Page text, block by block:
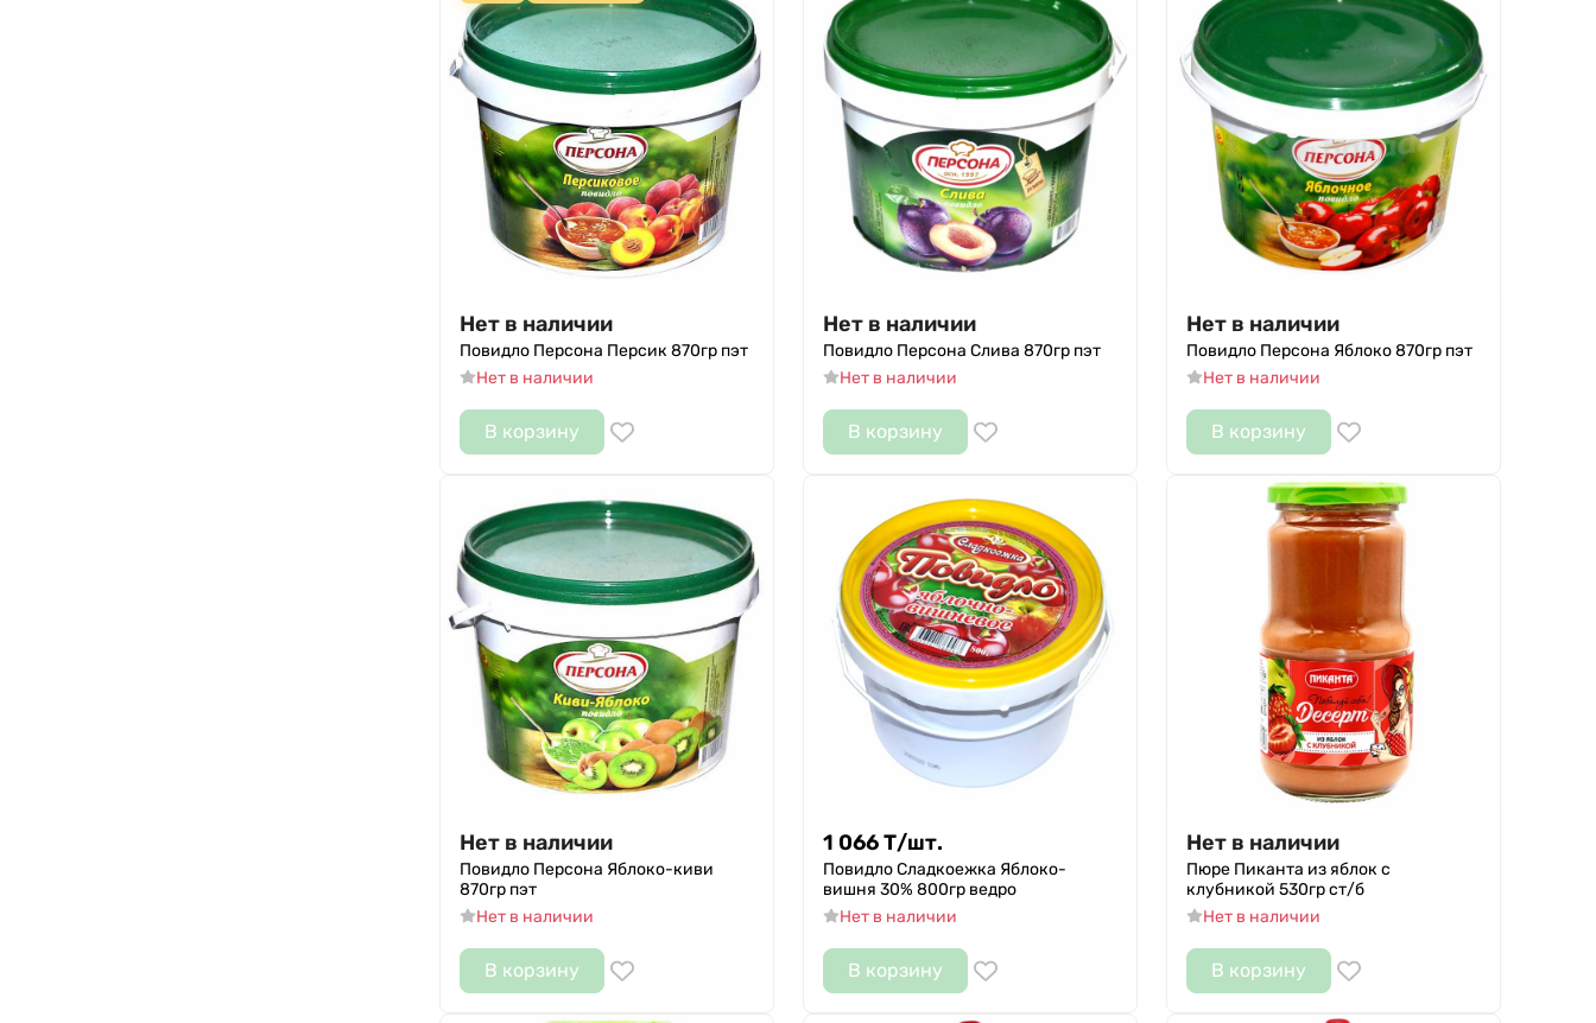
Нет в наличии
Повидло Персона Персик 870гр пэт
Нет в наличии
В корзину
Нет в наличии
Повидло Персона Слива 870гр пэт
Нет в наличии
В корзину
Нет в наличии
Повидло Персона Яблоко 870гр пэт
Нет в наличии
В корзину
Нет в наличии
Повидло Персона Яблоко-киви
870гр пэт
Нет в наличии
В корзину
1 066Т/шт.
Повидло Сладкоежка Яблоко-
вишня 30% 800гр ведро
Нет в наличии
В корзину
Нет в наличии
Пюре Пиканта из яблок с
клубникой 530гр ст/б
Нет в наличии
В корзину